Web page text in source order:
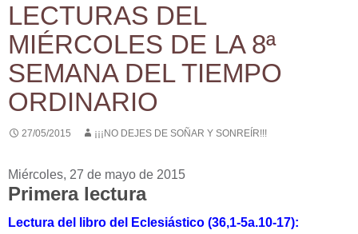
LECTURAS DEL
MIÉRCOLES DE LA 8ª
SEMANA DEL TIEMPO
ORDINARIO
27/05/2015 ¡¡¡NO DEJES DE SOÑAR Y SONREÍR!!!
Miércoles, 27 de mayo de 2015
Primera lectura
Lectura del libro del Eclesiástico (36,1-5a.10-17):